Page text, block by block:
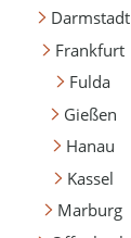
Darmstadt
Frankfurt
Fulda
Gießen
Hanau
Kassel
Marburg